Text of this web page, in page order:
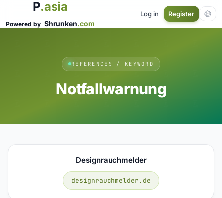
P.asia
Powered by Shrunken.com
Log in Register
REFERENCES / KEYWORD
Notfallwarnung
Designrauchmelder
designrauchmelder.de